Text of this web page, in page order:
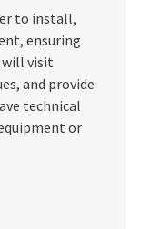
to install,
ensuring
will visit
and provide
technical
or